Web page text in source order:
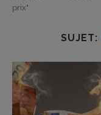
prix"
SUJET: